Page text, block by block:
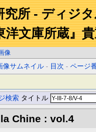
究所 - ディジ
洋文庫所蔵』
像
像サムネイル - 目次 -ページ
検索 タイトル
Chine : vol.4